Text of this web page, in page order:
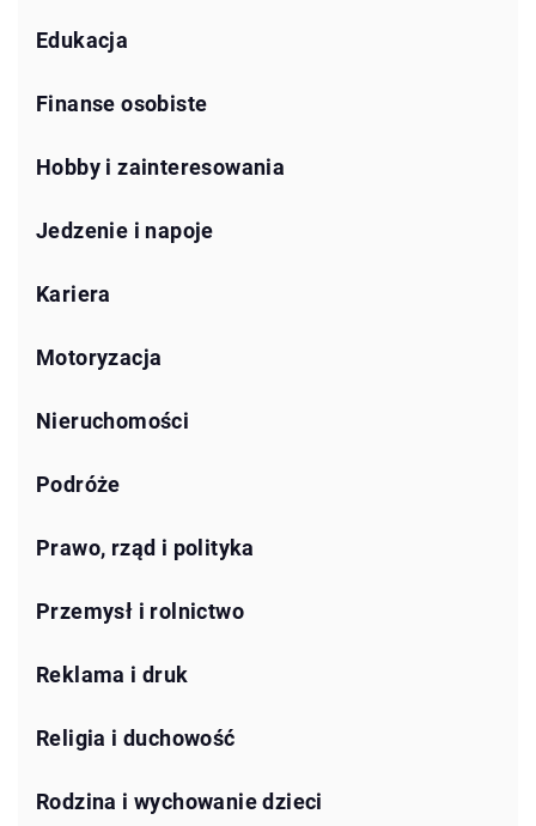
Edukacja
Finanse osobiste
Hobby i zainteresowania
Jedzenie i napoje
Kariera
Motoryzacja
Nieruchomości
Podróże
Prawo, rząd i polityka
Przemysł i rolnictwo
Reklama i druk
Religia i duchowość
Rodzina i wychowanie dzieci